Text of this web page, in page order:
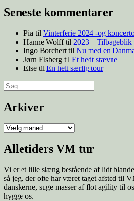
Seneste kommentarer
Pia til Vinterferie 2024 -og
Hanne Wolfftil 2023 – Tilbageblik
Ingo Borchert til Nu med en
Jørn Elsberg til Et hedt stævne
Else til En helt særlig tour
Søg
efter:
Arkiver
Arkiver
Alletiders VM tur
Vi er et lille slæng bestående af lidt
så jeg, der ofte har været taget afsted til
danskerne, suge masser af flot agility til
hygge os.